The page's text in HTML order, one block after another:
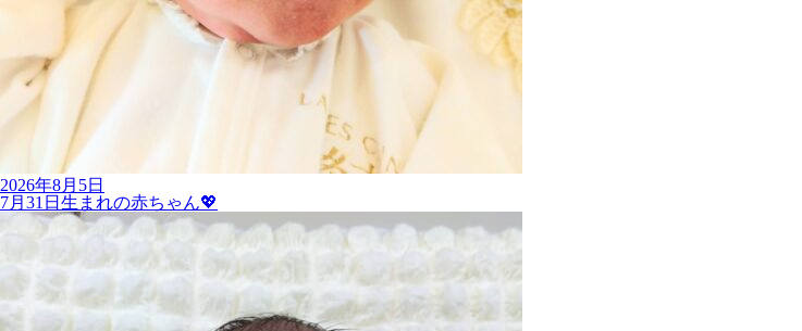
2026年8月5日
7月31日生まれの赤ちゃん💖